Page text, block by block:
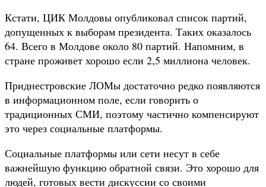
Кстати, ЦИК Молдовы опубликовал список партий,
допущенных к выборам президента. Таких оказалось
64. Всего в Молдове около 80 партий. Напомним, в
стране проживет хорошо если 2,5 миллиона человек.
Приднестровские ЛОМы достаточно редко появляются
в информационном поле, если говорить о
традиционных СМИ, поэтому частично компенсируют
это через социальные платформы.
Социальные платформы или сети несут в себе
важнейшую функцию обратной связи. Это хорошо для
людей, готовых вести дискуссии со своими